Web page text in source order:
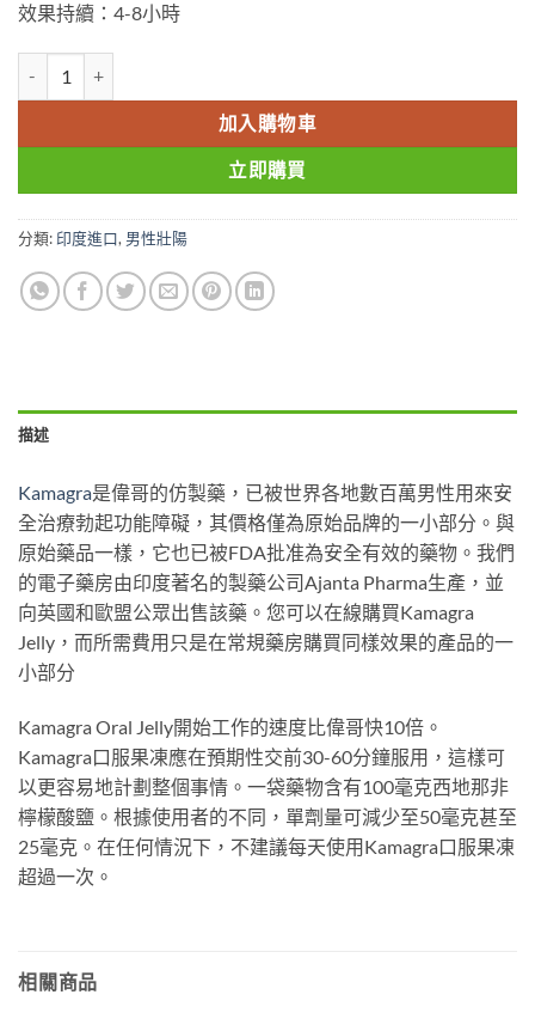
效果持續：4-8小時
加入購物車
立即購買
分類: 印度進口, 男性壯陽
描述
Kamagra是偉哥的仿製藥，已被世界各地數百萬男性用來安
全治療勃起功能障礙，其價格僅為原始品牌的一小部分。與
原始藥品一樣，它也已被FDA批准為安全有效的藥物。我們
的電子藥房由印度著名的製藥公司Ajanta Pharma生產，並
向英國和歐盟公眾出售該藥。您可以在線購買Kamagra
Jelly，而所需費用只是在常規藥房購買同樣效果的產品的一
小部分
Kamagra Oral Jelly開始工作的速度比偉哥快10倍。
Kamagra口服果凍應在預期性交前30-60分鐘服用，這樣可
以更容易地計劃整個事情。一袋藥物含有100毫克西地那非
檸檬酸鹽。根據使用者的不同，單劑量可減少至50毫克甚至
25毫克。在任何情況下，不建議每天使用Kamagra口服果凍
超過一次。
相關商品